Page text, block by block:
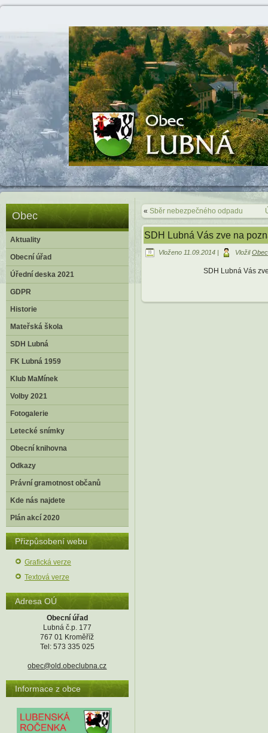
Obec
Aktuality
Obecní úřad
Úřední deska 2021
GDPR
Historie
Mateřská škola
SDH Lubná
FK Lubná 1959
Klub MaMínek
Volby 2021
Fotogalerie
Letecké snímky
Obecní knihovna
Odkazy
Právní gramotnost občanů
Kde nás najdete
Plán akcí 2020
Přizpůsobení webu
Grafická verze
Textová verze
Adresa OÚ
Obecní úřad
Lubná č.p. 177
767 01 Kroměříž
Tel: 573 335 025
obec@old.obeclubna.cz
Informace z obce
« Sběr nebezpečného odpadu
SDH Lubná Vás zve na
Vloženo 11.09.2014 | Vložil
SDH Lubná Vás